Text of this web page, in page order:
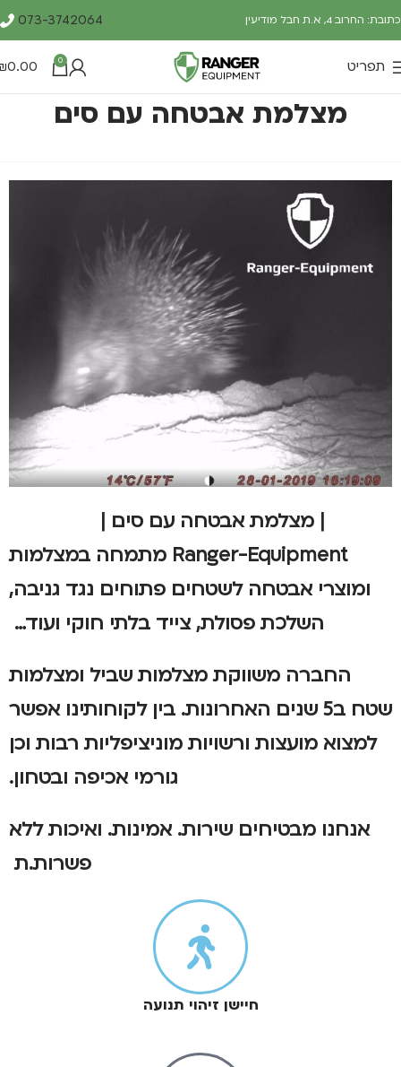
כתובת: החרוב 4, א.ת חבל מודיעין 073-3742064
תפריט 0
0.00
מצלמת אבטחה עם סים
| מצלמת אבטחה עם סים |
Ranger-Equipment מתמחה במצלמות
ומוצרי אבטחה לשטחים פתוחים נגד גניבה,
השלכת פסולת, צייד בלתי חוקי ועוד…
החברה משווקת מצלמות שביל ומצלמות
שטח ב5 שנים האחרונות.
בין לקוחותינו אפשר
למצוא מועצות ורשויות מוניציפליות רבות וכן
גורמי אכיפה ובטחון.
אנחנו מבטיחים שירות. אמינות. ואיכות ללא
פשרות.ת
חיישן זיהוי תנועה